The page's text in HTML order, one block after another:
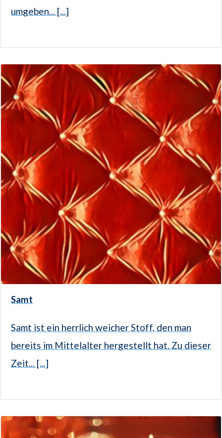
umgeben... [...]
Samt
Samt ist ein herrlich weicher Stoff, den man
bereits im Mittelalter hergestellt hat. Zu dieser
Zeit... [...]